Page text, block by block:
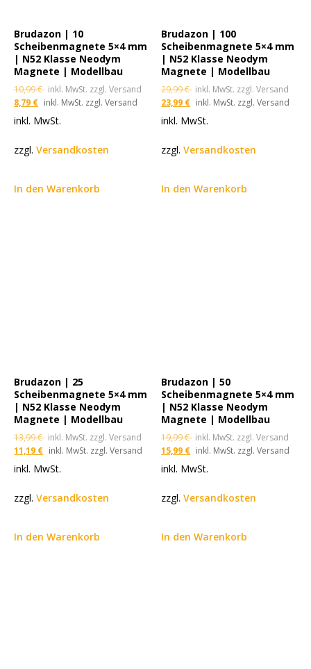
Brudazon | 10
Scheibenmagnete 5×4 mm
| N52 Klasse Neodym
Magnete | Modellbau
10,99€ inkl. MwSt. zzgl. Versand
8,79 € inkl. MwSt. zzgl. Versand
inkl. MwSt.
zzgl. Versandkosten
In den Warenkorb
Brudazon | 100
Scheibenmagnete 5×4 mm
| N52 Klasse Neodym
Magnete | Modellbau
29,99€ inkl. MwSt. zzgl. Versand
23,99 € inkl. MwSt. zzgl. Versand
inkl. MwSt.
zzgl.Versandkosten
In den Warenkorb
Brudazon | 25
Scheibenmagnete 5×4 mm
| N52 Klasse Neodym
Magnete | Modellbau
13,99€ inkl. MwSt. zzgl. Versand
11,19 € inkl. MwSt. zzgl. Versand
inkl. MwSt.
zzgl. Versandkosten
In den Warenkorb
Brudazon | 50
Scheibenmagnete 5×4 mm
| N52 Klasse Neodym
Magnete | Modellbau
19,99€ inkl. MwSt. zzgl. Versand
15,99 € inkl. MwSt. zzgl. Versand
inkl. MwSt.
zzgl.Versandkosten
In den Warenkorb